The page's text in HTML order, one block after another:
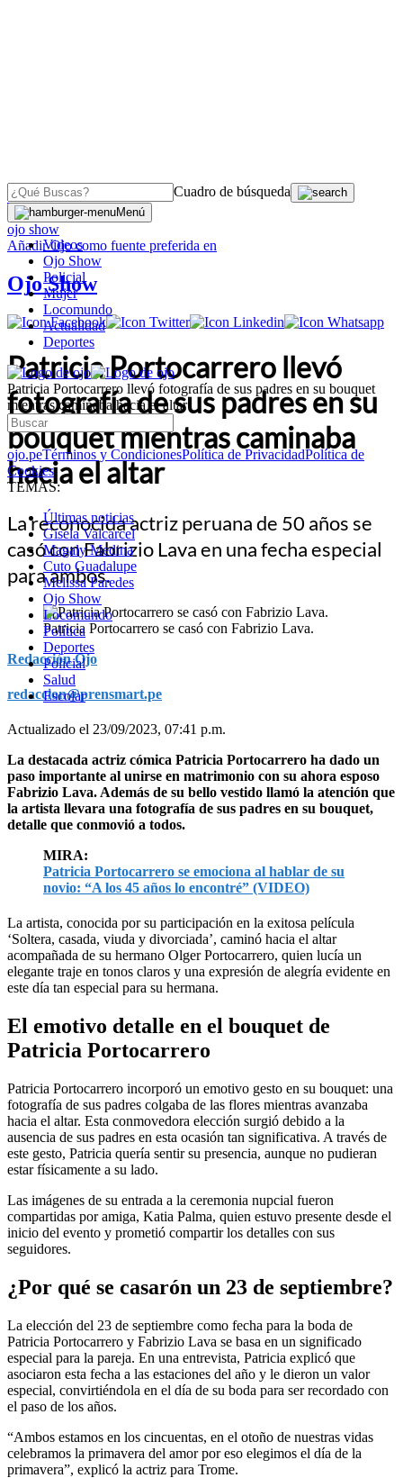
Cuadro de búsqueda
Menú
Videos
Ojo Show
Policial
Mujer
Locomundo
Actualidad
Deportes
Patricia Portocarrero llevó fotografía de sus padres en su bouquet
mientras caminaba hacia el altar
ojo.peTérminos y CondicionesPolítica de PrivacidadPolítica de
Cookies
TEMAS:
Últimas noticias
Gisela Valcarcel
Magaly Medina
Cuto Guadalupe
Melissa Paredes
Ojo Show
Locomundo
Política
Deportes
Policial
Salud
Escolar
OJO
ojo show
AñadirOjocomo fuente preferida en
Ojo Show
Patricia Portocarrero llevó
fotografía de sus padres en su
bouquet mientras caminaba
hacia el altar
La reconocida actriz peruana de 50 años se
casó con Fabrizio Lava en una fecha especial
para ambos.
Patricia Portocarrero se casó con Fabrizio Lava.
Redacción Ojo
redaccion@prensmart.pe
Actualizado el 23/09/2023, 07:41 p.m.
La destacada actriz cómica Patricia Portocarrero ha dado un
paso importante al unirse en matrimonio con su ahora esposo
Fabrizio Lava. Además de su bello vestido llamó la atención que
la artista llevara una fotografía de sus padres en su bouquet,
detalle que conmovió a todos.
MIRA:
Patricia Portocarrero se emociona al hablar de su
novio: “A los 45 años lo encontré” (VIDEO)
La artista, conocida por su participación en la exitosa película
‘Soltera, casada, viuda y divorciada’, caminó hacia el altar
acompañada de su hermano Olger Portocarrero, quien lucía un
elegante traje en tonos claros y una expresión de alegría evidente en
este día tan especial para su hermana.
El emotivo detalle en el bouquet de
Patricia Portocarrero
Patricia Portocarrero incorporó un emotivo gesto en su bouquet: una
fotografía de sus padres colgaba de las flores mientras avanzaba
hacia el altar. Esta conmovedora elección surgió debido a la
ausencia de sus padres en esta ocasión tan significativa. A través de
este gesto, Patricia quería sentir su presencia, aunque no pudieran
estar físicamente a su lado.
Las imágenes de su entrada a la ceremonia nupcial fueron
compartidas por amiga, Katia Palma, quien estuvo presente desde el
inicio del evento y prometió compartir los detalles con sus
seguidores.
¿Por qué se casarón un 23 de septiembre?
La elección del 23 de septiembre como fecha para la boda de
Patricia Portocarrero y Fabrizio Lava se basa en un significado
especial para la pareja. En una entrevista, Patricia explicó que
asociaron esta fecha a las estaciones del año y le dieron un valor
especial, convirtiéndola en el día de su boda para ser recordado con
el paso de los años.
“Ambos estamos en los cincuentas, en el otoño de nuestras vidas
celebramos la primavera del amor por eso elegimos el día de la
primavera”, explicó la actriz para Trome.